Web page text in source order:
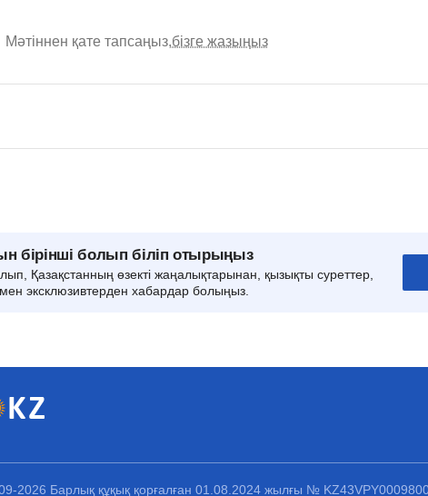
Мәтіннен қате тапсаңыз,бізге жазыңыз
бірінші болып біліп отырыңыз
Қазақстанның өзекті жаңалықтарынан, қызықты суреттер,
эксклюзивтерден хабардар болыңыз.
2026 Барлық құқық қорғалған 01.08.2024 жылғы №